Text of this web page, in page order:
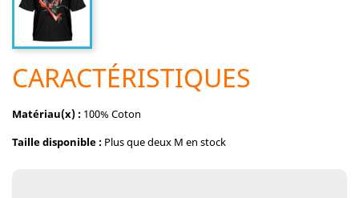
CARACTÉRISTIQUES
Matériau(x) : 100% Coton
Taille disponible : Plus que deux M en stock